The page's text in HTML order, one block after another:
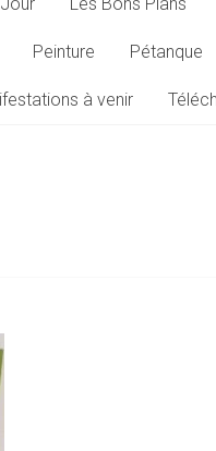
Peinture Pétanque
à venir